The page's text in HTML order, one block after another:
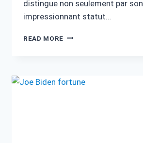
distingue non seulement par son
impressionnant statut…
READ MORE KÉVIN